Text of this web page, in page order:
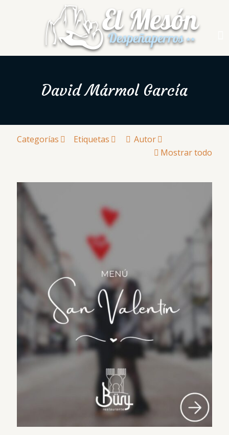
David Mármol García
Categorías Etiquetas
Autor
Mostrar todo